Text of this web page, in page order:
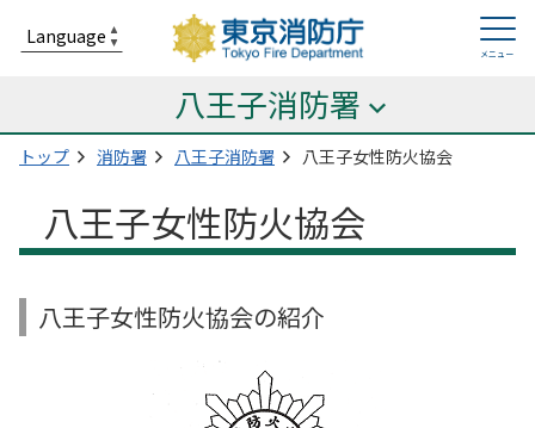
八王子消防署
トップ 消防署 八王子消防署 八王子女性防火協会
八王子女性防火協会
八王子女性防火協会の紹介